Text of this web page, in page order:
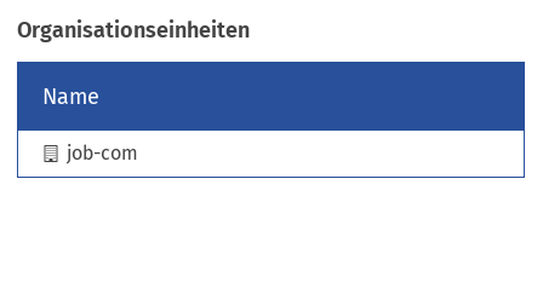
)
Organisationseinheiten
Name
job-com